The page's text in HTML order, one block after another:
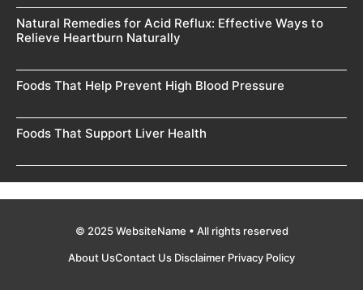
Natural Remedies for Acid Reflux: Effective Ways to
Relieve Heartburn Naturally
Foods That Help Prevent High Blood Pressure
Foods That Support Liver Health
© 2025 WebsiteName • All rights reserved
About UsContact Us Disclaimer Privacy Policy